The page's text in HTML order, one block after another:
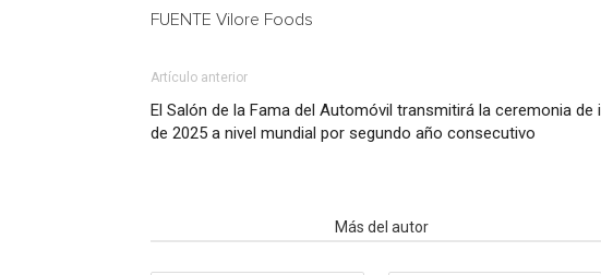
FUENTE Vilore Foods
Artículo anterior
El Salón de la Fama del Automóvil transmitirá la ceremonia de
de 2025 a nivel mundial por segundo año consecutivo
Más del autor